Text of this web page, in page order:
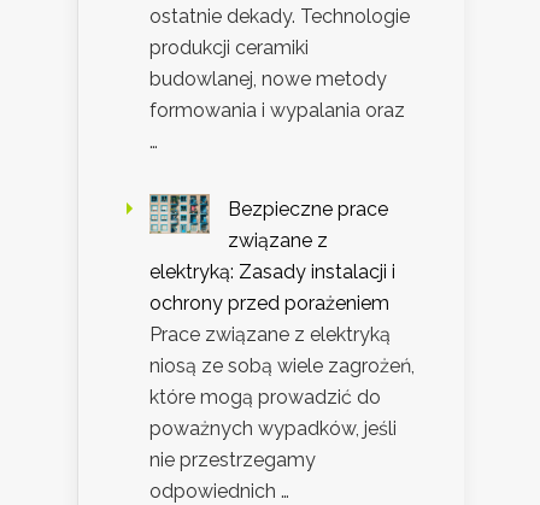
ostatnie dekady. Technologie
produkcji ceramiki
budowlanej, nowe metody
formowania i wypalania oraz
…
Bezpieczne prace
związane z
elektryką: Zasady instalacji i
ochrony przed porażeniem
Prace związane z elektryką
niosą ze sobą wiele zagrożeń,
które mogą prowadzić do
poważnych wypadków, jeśli
nie przestrzegamy
odpowiednich …